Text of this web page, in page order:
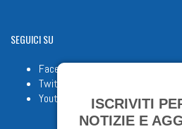
SEGUICISU
Facebook
Twitter
Youtube
ISCRIVITI
NOTIZIE E